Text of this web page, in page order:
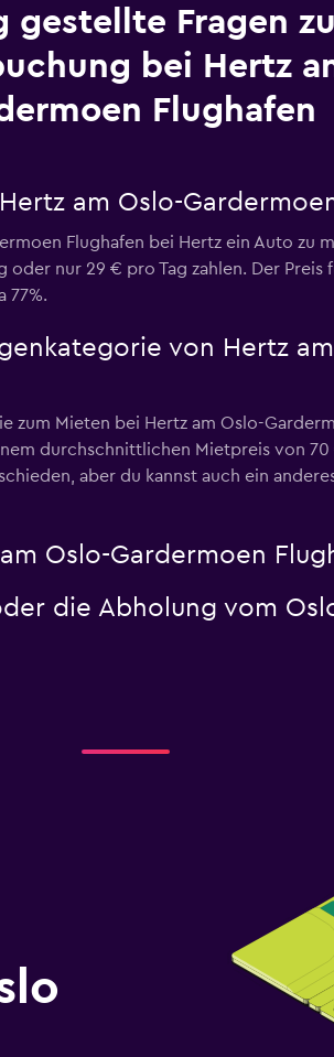
gestellte Fragen
bei Hertz
Flughafen
am Oslo-
Flughafen bei Hertz ein Auto zu
oder nur 29 € pro Tag zahlen. Der
77%.
von Hertz
zum Mieten bei Hertz am Oslo-
durchschnittlichen Mietpreis von
aber du kannst auch ein
Oslo-Gardermoen
die Abholung vom